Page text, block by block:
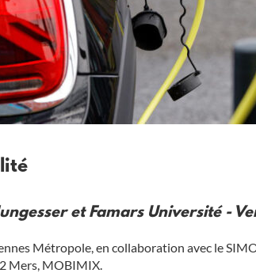
et Famars Université -
Métropole, en collaboration avec le
Mers, MOBIMIX.